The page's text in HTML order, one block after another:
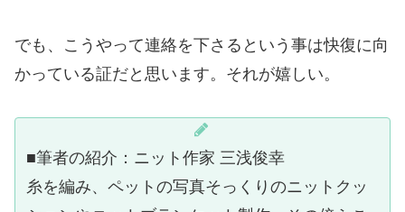
でも、こうやって連絡を下さるという事は快復に向
かっている証だと思います。それが嬉しい。
■筆者の紹介：ニット作家 三浅俊幸
糸を編み、ペットの写真そっくりのニットクッ